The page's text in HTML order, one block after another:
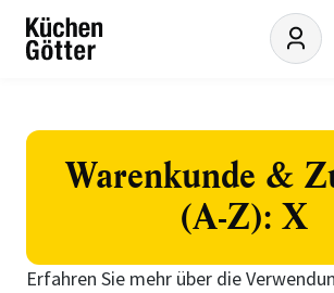
Warenkunde &
(A-Z): X
Erfahren Sie mehr über die